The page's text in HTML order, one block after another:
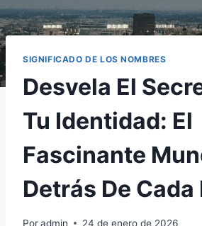
SIGNIFICADO DE LOS NOMBRES
Desvela El
Tu Identidad: El
Fascinante
Detrás De
Poradmin 24 de enero de 2026